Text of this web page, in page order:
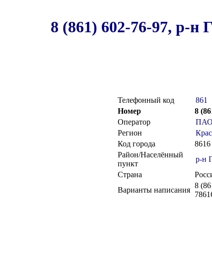
8 (861) 602-76-97, р-
Телефонный код
861
Номер
8
Оператор
ПАО
Регион
Код города
8616
Район/Населённый
пункт
р-н
Страна
Варианты написания
8